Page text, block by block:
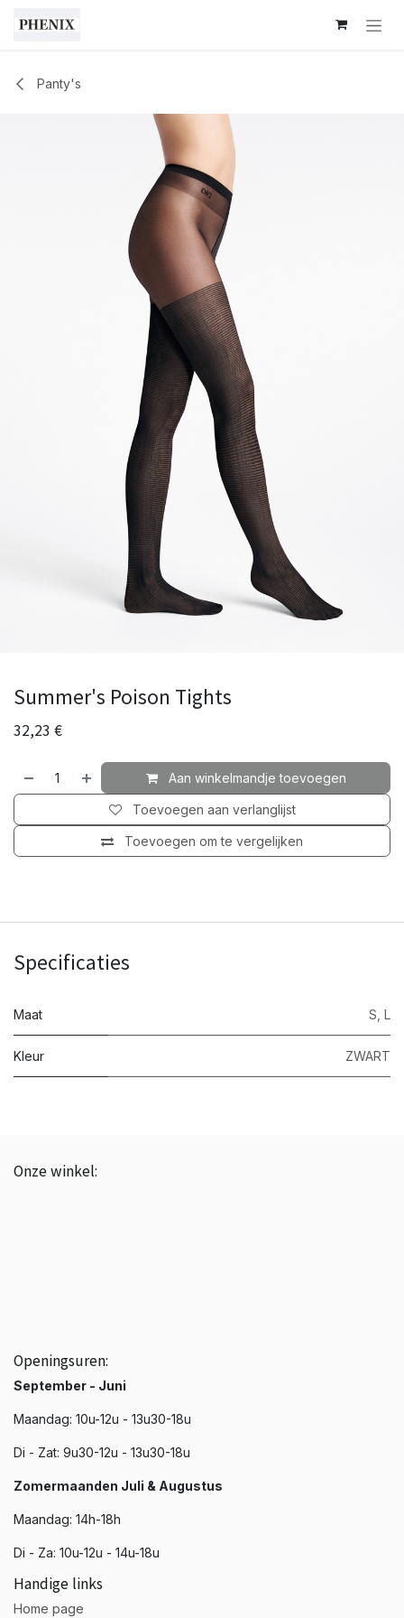
Panty's
Summer's Poison Tights
32,23 €
Aan winkelmandje toevoegen
Toevoegen om te vergelijken
Toevoegen aan verlanglijst
Specificaties
Maat S L
Kleur ZWART
Onze winkel:
Openingsuren:
September - Juni
Maandag: 10u-12u - 13u30-18u
Di - Zat: 9u30-12u - 13u30-18u
Zomermaanden Juli & Augustus
Maandag: 14h-18h
Di - Za: 10u-12u - 14u-18u
Handige links
Home page